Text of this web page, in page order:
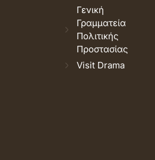
Γενική
Γραμματεία
Πολιτικής
Προστασίας
Visit Drama